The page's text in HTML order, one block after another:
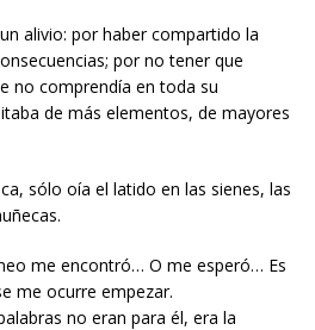
alivio: por haber compartido la
por no tener que
no comprendía en toda su
de más elementos, de mayores
sólo oía el latido en las sienes, las
me encontró… O me esperó… Es
me ocurre empezar.
no eran para él, era la